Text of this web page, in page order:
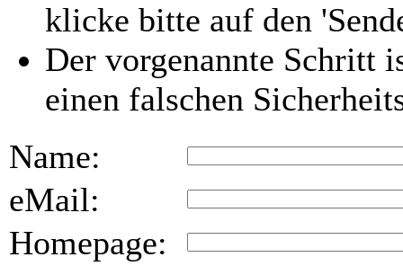
klicke bitte auf den
Der vorgenannte Schritt
einen falschen
Name:
eMail:
Homepage: